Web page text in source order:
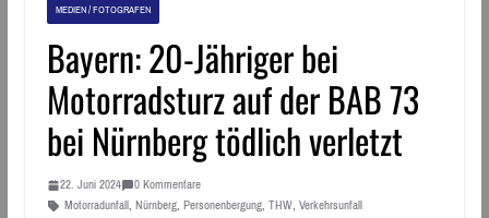
MEDIEN / FOTOGRAFEN
Bayern: 20-Jähriger bei
Motorradsturz auf der BAB 73
bei Nürnberg tödlich verletzt
22. Juni 2024
0 Kommentare
Motorradunfall, Nürnberg, Personenbergung, THW, Verkehrsunfall